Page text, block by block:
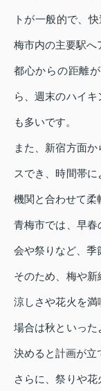
トが一般的で、
梅市内の主要駅へ
都心からの距離
ら、週末のハイ
も多いです。
また、新宿方面
スでき、時間帯
機関と合わせて柔
青梅市では、早
会や祭りなど、季
そのため、梅や
涼しさや花火を満
場合は秋といっ
決めると計画が立
さらに、祭りや